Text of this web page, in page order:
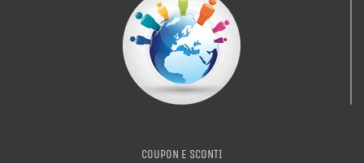
COUPON E SCONTI